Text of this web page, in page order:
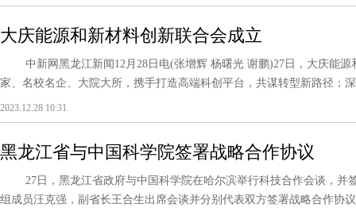
大庆能源和新材料创新联合会成立
中新网黑龙江新闻12月28日电(张增辉 杨曙光 谢鹏)27日，大庆能源
家、名校名企、大院大所，携手打造高端科创平台，共谋转型新路径；
2023.12.28 10:31
黑龙江省与中国科学院签署战略合作协议
27日，黑龙江省政府与中国科学院在哈尔滨举行科技合作会谈，并
组成员汪克强，副省长王合生出席会谈并分别代表双方签署战略合作协